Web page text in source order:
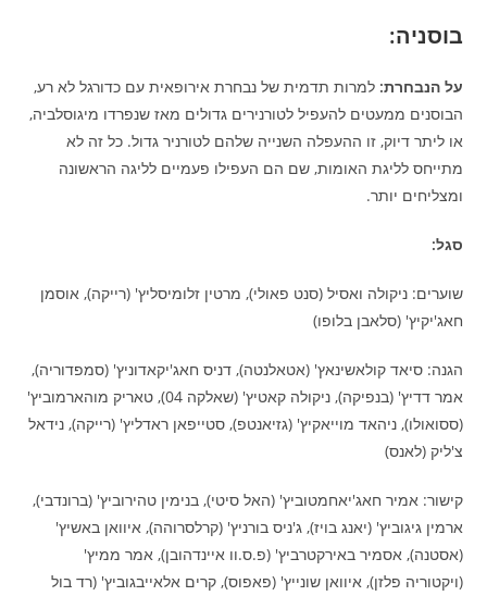
בוסניה:
על הנבחרת: למרות תדמית של נבחרת אירופאית עם כדורגל לא רע,
הבוסנים ממעטים להעפיל לטורנירים גדולים מאז שנפרדו מיגוסלביה,
או ליתר דיוק, זו ההעפלה השנייה שלהם לטורניר גדול. כל זה לא
מתייחס לליגת האומות, שם הם העפילו פעמיים לליגה הראשונה
ומצליחים יותר.
סגל:
שוערים: ניקולה ואסיל (סנט פאולי), מרטין זלומיסליץ' (רייקה), אוסמן
חאג'יקיץ' (סלאבן בלופו)
הגנה: סיאד קולאשינאץ' (אטאלנטה), דניס חאג'יקאדוניץ' (סמפדוריה),
אמר דדיץ' (בנפיקה), ניקולה קאטיץ' (שאלקה 04), טאריק מוהארמוביץ'
(ססואולו), ניהאד מוייאקיץ' (גזיאנטפ), סטייפאן ראדליץ' (רייקה), נידאל
צ'ליק (לאנס)
קישור: אמיר חאג'יאחמטוביץ' (האל סיטי), בנימין טהירוביץ' (ברונדבי),
ארמין גיגוביץ' (יאנג בויז), ג'ניס בורניץ' (קרלסרוהה), איוואן באשיץ'
(אסטנה), אסמיר באירקטרביץ' (פ.ס.וו איינדהובן), אמר ממיץ'
(ויקטוריה פלזן), איוואן שונייץ' (פאפוס), קרים אלאייבגוביץ' (רד בול